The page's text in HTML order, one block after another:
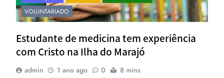
VOLUNTARIADO
Estudante de medicina tem experiência
com Cristo na Ilha do Marajó
admin 1 ano ago 0 8 mins